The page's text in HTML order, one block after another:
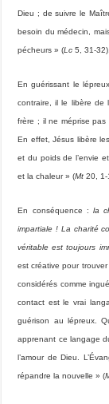
Dieu ; de suivre le
besoin du médecin,
pécheurs » (Lc5, 31-32).
En guérissant le
contraire, il le libère
frère ; il ne méprise pas
En effet, Jésus libère
et du poids de l’envie
et la chaleur » (Mt 20, 1-
En conséquence :la
impartiale ! La charité
véritable est toujours
est créative pour
considérés comme
contact est le vrai
guérison au lépreux.
apprenant ce langage
l’amour de Dieu.
répandre la nouvelle » (